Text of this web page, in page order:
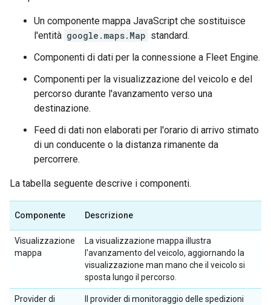
Un componente mappa JavaScript che sostituisce
l'entità google.maps.Map standard.
Componenti di dati per la connessione a Fleet Engine.
Componenti per la visualizzazione del veicolo e del
percorso durante l'avanzamento verso una
destinazione.
Feed di dati non elaborati per l'orario di arrivo stimato
di un conducente o la distanza rimanente da
percorrere.
La tabella seguente descrive i componenti.
Componente Descrizione
Visualizzazione
mappa
La visualizzazione mappa illustra
l'avanzamento del veicolo, aggiornando la
visualizzazione man mano che il veicolo si
sposta lungo il percorso.
Provider di
Il provider di monitoraggio delle spedizioni